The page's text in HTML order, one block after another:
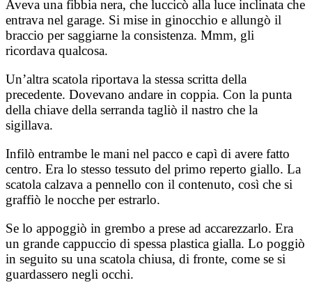
Aveva una fibbia nera, che luccicò alla luce inclinata che
entrava nel garage. Si mise in ginocchio e allungò il
braccio per saggiarne la consistenza. Mmm, gli
ricordava qualcosa.
Un’altra scatola riportava la stessa scritta della
precedente. Dovevano andare in coppia. Con la punta
della chiave della serranda tagliò il nastro che la
sigillava.
Infilò entrambe le mani nel pacco e capì di avere fatto
centro. Era lo stesso tessuto del primo reperto giallo. La
scatola calzava a pennello con il contenuto, così che si
graffiò le nocche per estrarlo.
Se lo appoggiò in grembo a prese ad accarezzarlo. Era
un grande cappuccio di spessa plastica gialla. Lo poggiò
in seguito su una scatola chiusa, di fronte, come se si
guardassero negli occhi.